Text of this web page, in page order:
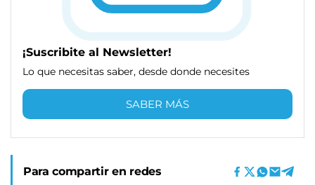
¡Suscribite al Newsletter!
Lo que necesitas saber, desde donde necesites
SABER MÁS
Para compartir en redes